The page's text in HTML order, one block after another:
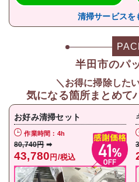
清掃サービスを
半田市のパ
＼お得に掃除した
気になる箇所まとめて
お好み清掃セット
作業時間：4h
80,740円 ➡
43,780 円/税込